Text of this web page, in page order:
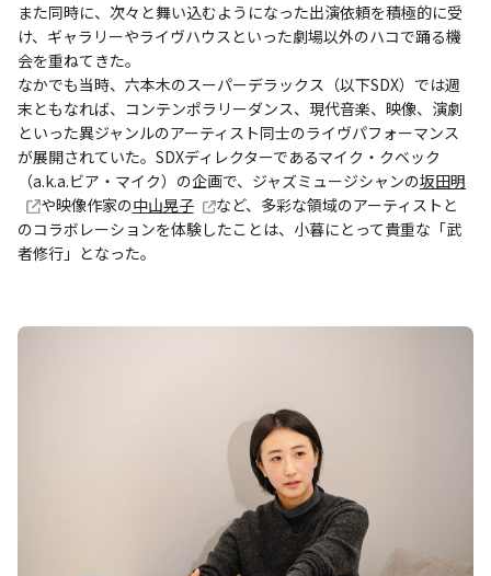
また同時に、次々と舞い込むようになった出演依頼を積極的に受
け、ギャラリーやライヴハウスといった劇場以外のハコで踊る機
会を重ねてきた。
なかでも当時、六本木のスーパーデラックス（以下SDX）では週
末ともなれば、コンテンポラリーダンス、現代音楽、映像、演劇
といった異ジャンルのアーティスト同士のライヴパフォーマンス
が展開されていた。SDXディレクターであるマイク・クベック
（a.k.a.ビア・マイク）の企画で、ジャズミュージシャンの坂田明
や映像作家の中山晃子
など、多彩な領域のアーティストと
のコラボレーションを体験したことは、小暮にとって貴重な「武
者修行」となった。